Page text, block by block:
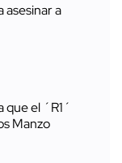
asesinar a
que el ´R1´
Manzo